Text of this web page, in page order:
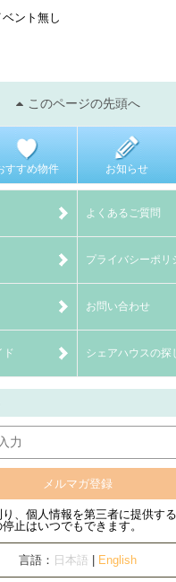
ベント無し
このページの先頭へ
すすめ物件 お知らせ
よくあるご質問
プライバシーポリ
お問い合わせ
ド シェアハウスの探
メルマガ登録
、個人情報を第三者に提供す
止はいつでもできます。
言語： 日本語 English